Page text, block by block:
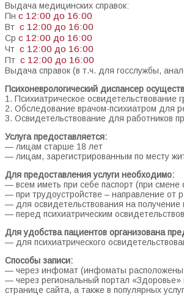
Выдача медицинских справок:
Пн с 12:00 до 16:00
Вт с 12:00 до 16:00
Ср с 12:00 до 16:00
Чт с 12:00 до 16:00
Пт с 12:00 до 16:00
Выдача справок (в т.ч. для госслужбы,
Психоневрологический диспансер
1. Психиатрическое
2. Обследование врачом-психиатром для
3. Освидетельствование для работников
Услуга предоставляется:
— лицам старше 18 лет
— лицам, зарегистрированным по месту
Для предоставления услуги необходимо:
— всем иметь при себе паспорт (при
— при трудоустройстве – направление от
— для освидетельствования на
— перед психиатрическим
Для удобства пациентов организована
— для психиатрического
Способы записи:
— через инфомат (инфоматы расположены
— через региональный портал «Здоровье»
странице сайта, а также в популярных